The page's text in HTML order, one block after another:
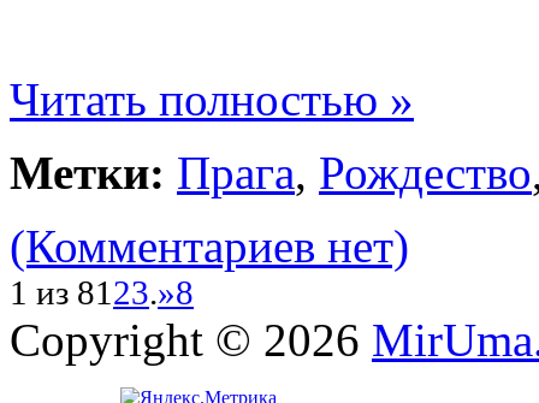
Читать полностью »
Метки: Прага, Рождество
(Комментариев нет)
1 из 8123.»8
Copyright © 2026